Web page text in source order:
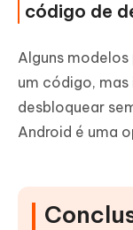
código de
Alguns
um código, mas
desbloquear
Android é uma